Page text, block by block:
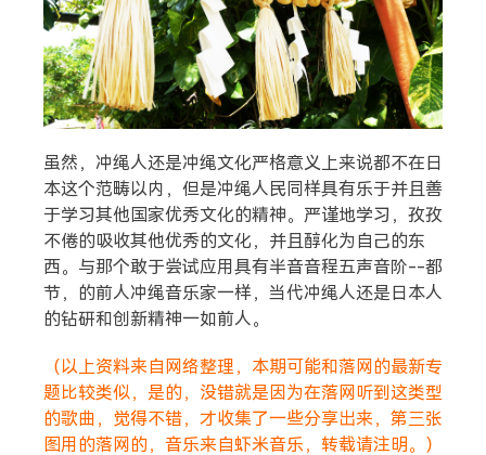
虽然，冲绳人还是冲绳文化严格意义上来说都不在日
本这个范畴以内，但是冲绳人民同样具有乐于并且善
于学习其他国家优秀文化的精神。严谨地学习，孜孜
不倦的吸收其他优秀的文化，并且醇化为自己的东
西。与那个敢于尝试应用具有半音音程五声音阶--都
节，的前人冲绳音乐家一样，当代冲绳人还是日本人
的钻研和创新精神一如前人。
（以上资料来自网络整理，本期可能和落网的最新专
题比较类似，是的，没错就是因为在落网听到这类型
的歌曲，觉得不错，才收集了一些分享出来，第三张
图用的落网的，音乐来自虾米音乐，转载请注明。）